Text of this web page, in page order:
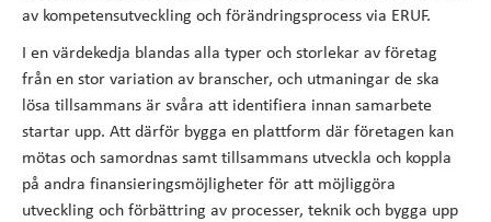
av kompetensutveckling och förändringsprocess via ERUF.
I en värdekedja blandas alla typer och storlekar av företag
från en stor variation av branscher, och utmaningar de ska
lösa tillsammans är svåra att identifiera innan samarbete
startar upp. Att därför bygga en plattform där företagen kan
mötas och samordnas samt tillsammans utveckla och koppla
på andra finansieringsmöjligheter för att möjliggöra
utveckling och förbättring av processer, teknik och bygga upp